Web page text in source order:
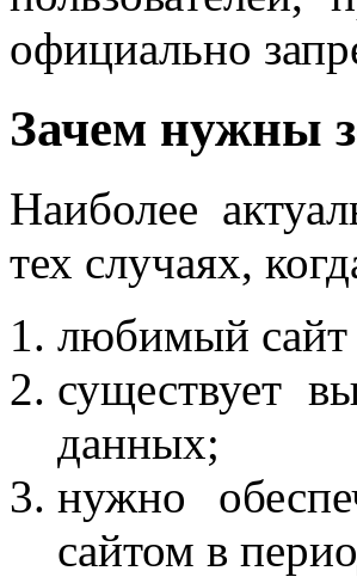
официально
Зачем нужны
Наиболее
тех случаях,
любимый сайт
существует
данных;
нужно
сайтом в